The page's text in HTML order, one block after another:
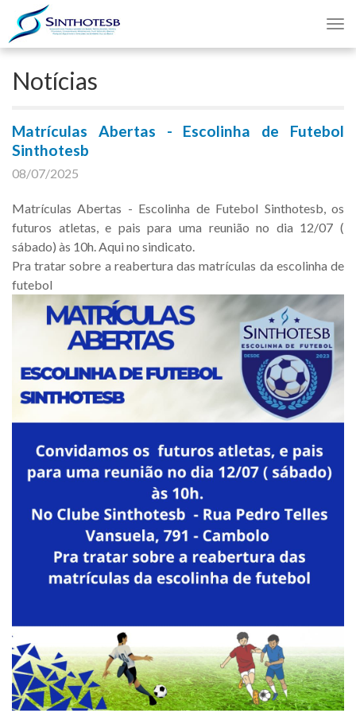
Notícias
Matrículas Abertas - Escolinha de Futebol
Sinthotesb
08/07/2025
Matrículas Abertas - Escolinha de Futebol Sinthotesb, os
futuros atletas, e pais para uma reunião no dia 12/07 (
sábado) às 10h. Aqui no sindicato.
Pra tratar sobre a reabertura das matrículas da escolinha de
futebol